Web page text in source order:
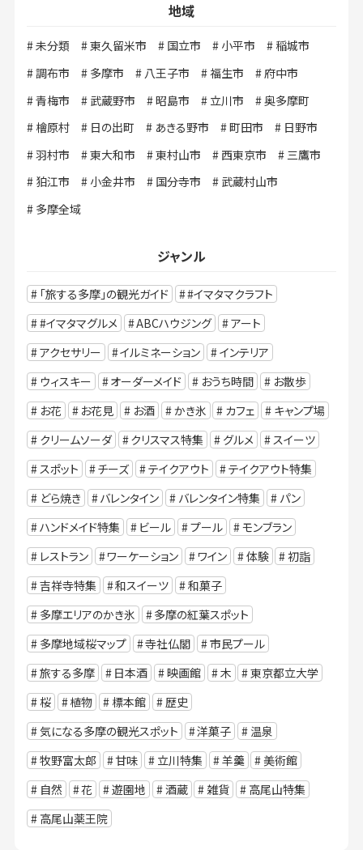
地域
未分類 東久留米市 国立市 小平市
稲城市
調布市
多摩市 八王子市 福生市
府中市
青梅市
武蔵野市 昭島市 立川市
奥多摩町
檜原村
日の出町 あきる野市 町田市
日野市
羽村市
東大和市 東村山市 西東京市
三鷹市
狛江市
小金井市 国分寺市
武蔵村山市
多摩全域
ジャンル
「旅する多摩」の観光ガイド
#イマタマクラフト
#イマタマグルメ
ABCハウジング
アート
アクセサリー
イルミネーション
インテリア
ウィスキー
オーダーメイド おうち時間
お散歩
お花
お花見 お酒 かき氷 カフェ
キャンプ場
クリームソーダ
クリスマス特集 グルメ
スイーツ
スポット
チーズ テイクアウト
テイクアウト特集
どら焼き
バレンタイン バレンタイン特集
パン
ハンドメイド特集
ビール プール
モンブラン
レストラン
ワーケーション ワイン 体験
初詣
吉祥寺特集
和スイーツ
和菓子
多摩エリアのかき氷
多摩の紅葉スポット
多摩地域桜マップ
寺社仏閣
市民プール
旅する多摩
日本酒 映画館 木
東京都立大学
桜
植物 標本館
歴史
気になる多摩の観光スポット
洋菓子
温泉
牧野富太郎
甘味 立川特集 羊羹
美術館
自然
花 遊園地 酒蔵 雑貨
高尾山特集
高尾山薬王院